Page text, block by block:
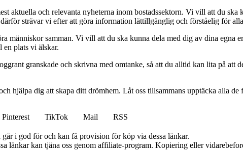
aktuella och relevanta nyheterna inom bostadssektorn. Vi vill att du
strävar vi efter att göra information lättillgänglig och förståelig för
människor samman. Vi vill att du ska kunna dela med dig av dina egna
en plats vi älskar.
granskade och skrivna med omtanke, så att du alltid kan lita på att
hjälpa dig att skapa ditt drömhem. Låt oss tillsammans upptäcka alla
Pinterest TikTok Mail
RSS
i god för och kan få provision för köp via dessa länkar.
länkar kan tjäna oss genom affiliate-program. Kopiering eller